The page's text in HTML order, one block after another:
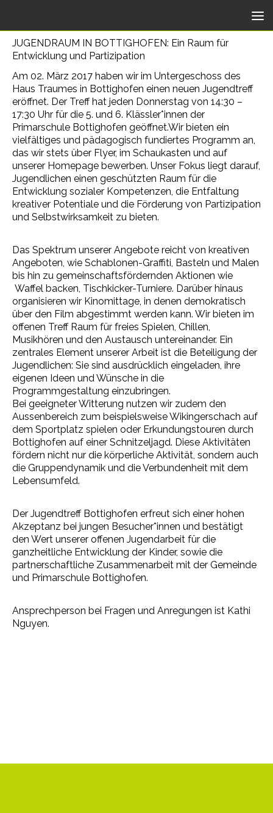
JUGENDRAUM IN BOTTIGHOFEN: Ein Raum für
Entwicklung und Partizipation
Am 02. März 2017 haben wir im Untergeschoss des
Haus Traumes in Bottighofen einen neuen Jugendtreff
eröffnet. Der Treff hat jeden Donnerstag von 14:30 –
17:30 Uhr für die 5. und 6. Klässler*innen der
Primarschule Bottighofen geöffnet.Wir bieten ein
vielfältiges und pädagogisch fundiertes Programm an,
das wir stets über Flyer, im Schaukasten und auf
unserer Homepage bewerben. Unser Fokus liegt darauf,
Jugendlichen einen geschützten Raum für die
Entwicklung sozialer Kompetenzen, die Entfaltung
kreativer Potentiale und die Förderung von Partizipation
und Selbstwirksamkeit zu bieten.
Das Spektrum unserer Angebote reicht von kreativen
Angeboten, wie Schablonen-Graffiti, Basteln und Malen
bis hin zu gemeinschaftsfördernden Aktionen wie
Waffel backen, Tischkicker-Turniere. Darüber hinaus
organisieren wir Kinomittage, in denen demokratisch
über den Film abgestimmt werden kann. Wir bieten im
offenen Treff Raum für freies Spielen, Chillen,
Musikhören und den Austausch untereinander. Ein
zentrales Element unserer Arbeit ist die Beteiligung der
Jugendlichen: Sie sind ausdrücklich eingeladen, ihre
eigenen Ideen und Wünsche in die
Programmgestaltung einzubringen.
Bei geeigneter Witterung nutzen wir zudem den
Aussenbereich zum beispielsweiseWikingerschach auf
dem Sportplatz spielen oder Erkundungstouren durch
Bottighofen auf einer Schnitzeljagd. Diese Aktivitäten
fördern nicht nur die körperliche Aktivität, sondern auch
die Gruppendynamik und die Verbundenheit mit dem
Lebensumfeld.
Der Jugendtreff Bottighofen erfreut sich einer hohen
Akzeptanz bei jungen Besucher*innen und bestätigt
den Wert unserer offenen Jugendarbeit für die
ganzheitliche Entwicklung der Kinder, sowie die
partnerschaftliche Zusammenarbeit mit der Gemeinde
und Primarschule Bottighofen.
Ansprechperson bei Fragen und Anregungen ist Kathi
Nguyen.